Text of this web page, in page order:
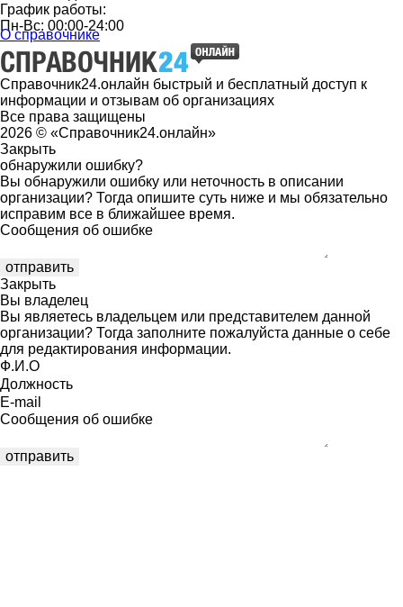
График работы:
Пн-Вс: 00:00-24:00
О справочнике
Справочник24.онлайн быстрый и бесплатный доступ к
информации и отзывам об организациях
Все права защищены
2026 © «Справочник24.онлайн»
Закрыть
обнаружили ошибку?
Вы обнаружили ошибку или неточность в описании
организации? Тогда опишите суть ниже и мы обязательно
исправим все в ближайшее время.
Сообщения об ошибке
Закрыть
Вы владелец
Вы являетесь владельцем или представителем данной
организации? Тогда заполните пожалуйста данные о себе
для редактирования информации.
Ф.И.О
Должность
E-mail
Сообщения об ошибке